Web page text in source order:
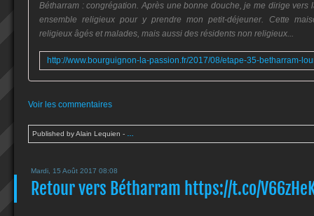
Bétharram : congrégation. Après une bonne douche, je me dirige vers
ensemble religieux pour y prendre mon petit-déjeuner. Cette
religieux âgés et malades, mais aussi des résidents non religieux...
Voir les commentaires
Published by Alain Lequien -
Mardi, 15 Août 2017 08:08
Retour vers Bétharram https://t.co/